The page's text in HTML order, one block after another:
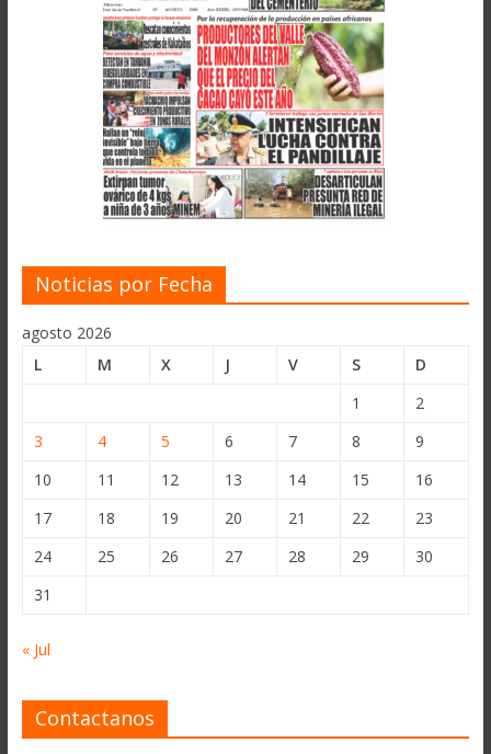
Noticias por Fecha
agosto 2026
L
M X J V S
D
1
2
3
4 5 6 7 8
9
10
11 12 13 14 15
16
17
18 19 20 21 22
23
24
25 26 27 28 29
30
31
« Jul
Contactanos